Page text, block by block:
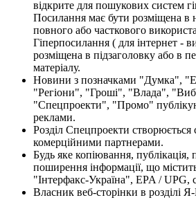
відкрите для пошукових систем
Посилання має бути розміщена в
повного або часткового
Гіперпосилання ( для інтернет -
розміщена в підзаголовку або в
матеріалу.
Новини з позначками "Думка",
"Регіони", "Гроші", "Влада",
"Спецпроекти", "Промо"
реклами.
Розділ Спецпроекти створюється
комерційними партнерами.
Будь яке копіювання,
поширення інформації, що
"Інтерфакс-Україна", EPA / UPG,
Власник веб-сторінки в розділі